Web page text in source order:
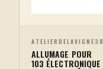
ATELIERDELAVIGNE38
ALLUMAGE POUR
103 ÉLECTRONIQUE